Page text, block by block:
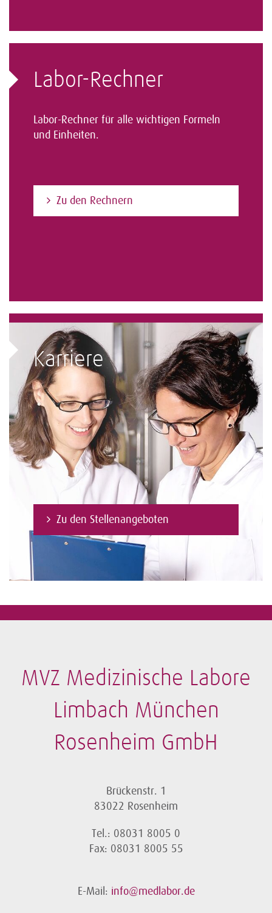
Labor-Rechner
Labor-Rechner für alle wichtigen Formeln
und Einheiten.
Zu den Rechnern
Karriere
Zu den Stellenangeboten
MVZ Medizinische Labore
Limbach München
Rosenheim GmbH
Brückenstr. 1
83022 Rosenheim
Tel.: 08031 8005 0
Fax: 08031 8005 55
E-Mail: info@medlabor.de